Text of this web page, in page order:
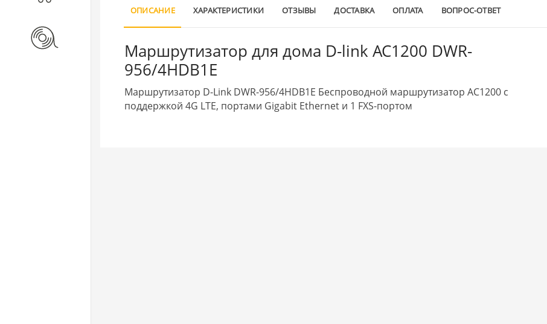
ОПИСАНИЕ ХАРАКТЕРИСТИКИ ОТЗЫВЫ ДОСТАВКА ОПЛАТА ВОПРОС-ОТВЕТ
Маршрутизатор для дома D-link AC1200 DWR-
956/4HDB1E
Маршрутизатор D-Link DWR-956/4HDB1E Беспроводной маршрутизатор AC1200 с
поддержкой 4G LTE, портами Gigabit Ethernet и 1 FXS-портом